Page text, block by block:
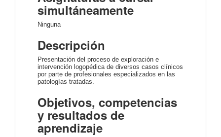
simultáneamente
Ninguna
Descripción
Presentación del proceso de exploración e
intervención logopédica de diversos casos clínicos
por parte de profesionales especializados en las
patologías tratadas.
Objetivos, competencias
y resultados de
aprendizaje